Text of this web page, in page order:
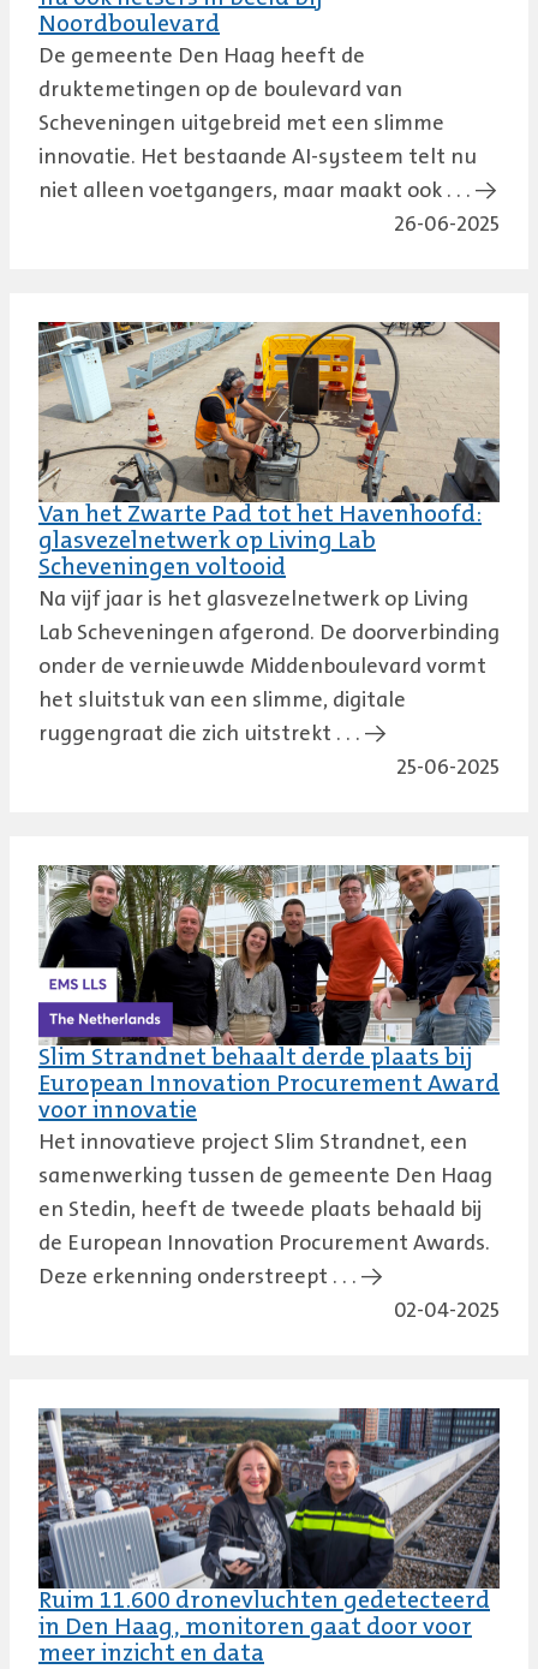
Noordboulevard
De gemeente Den Haag heeft de
druktemetingen op de boulevard van
Scheveningen uitgebreid met een slimme
innovatie. Het bestaande AI-systeem telt nu
niet alleen voetgangers, maar maakt ook . . . →
26-06-2025
Van het Zwarte Pad tot het Havenhoofd:
glasvezelnetwerk op Living Lab
Scheveningen voltooid
Na vijf jaar is het glasvezelnetwerk op Living
Lab Scheveningen afgerond. De doorverbinding
onder de vernieuwde Middenboulevard vormt
het sluitstuk van een slimme, digitale
ruggengraat die zich uitstrekt . . . →
25-06-2025
Slim Strandnet behaalt derde plaats bij
European Innovation Procurement Award
voor innovatie
Het innovatieve project Slim Strandnet, een
samenwerking tussen de gemeente Den Haag
en Stedin, heeft de tweede plaats behaald bij
de European Innovation Procurement Awards.
Deze erkenning onderstreept . . . →
02-04-2025
Ruim 11.600 dronevluchten gedetecteerd
in Den Haag, monitoren gaat door voor
meer inzicht en data